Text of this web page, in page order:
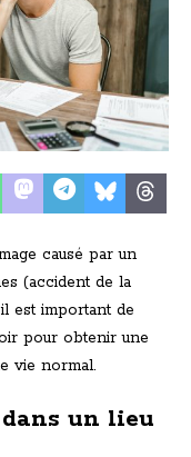
causé par un
(accident de la
est important de
pour obtenir une
vie normal.
un lieu